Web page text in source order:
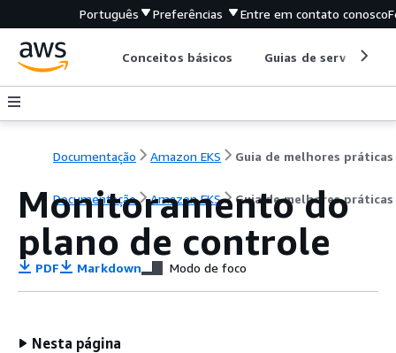
Português Preferências Entre em contato conosco
Conceitos básicos Guias de serviço
Documentação Amazon EKS Guia de melhores práticas
Documentação Amazon EKS Guia de melhores práticas
Monitoramento do
plano de controle
PDF Markdown Modo de foco
Nesta página